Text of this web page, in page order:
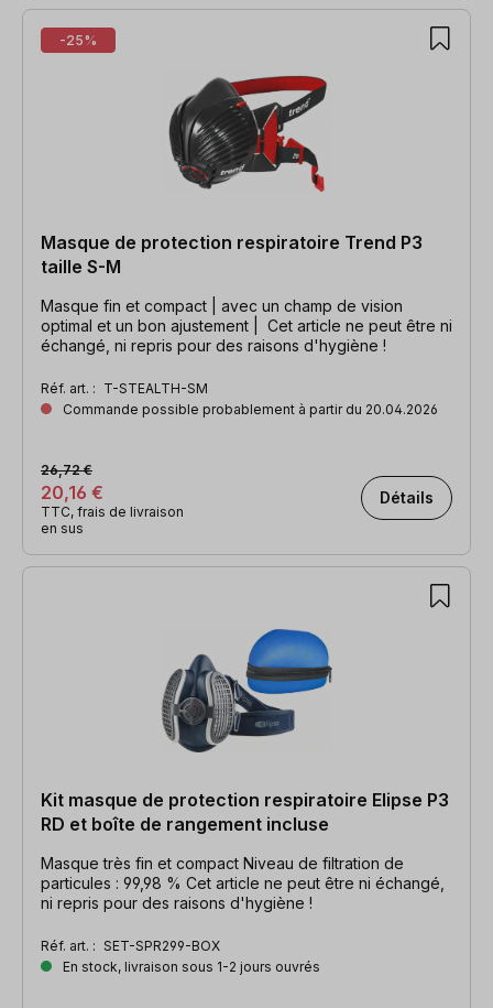
-25%
Masque de protection respiratoire Trend P3
taille S-M
Masque fin et compact | avec un champ de vision
optimal et un bon ajustement | Cet article ne peut être ni
échangé, ni repris pour des raisons d'hygiène !
Réf. art. : T-STEALTH-SM
Commande possible probablement à partir du 20.04.2026
20,16 €
26,72 €
TTC, frais de livraison
en sus
Détails
Kit masque de protection respiratoire Elipse P3
RD et boîte de rangement incluse
Masque très fin et compact Niveau de filtration de
particules : 99,98 % Cet article ne peut être ni échangé,
ni repris pour des raisons d'hygiène !
Réf. art. : SET-SPR299-BOX
En stock, livraison sous 1-2 jours ouvrés